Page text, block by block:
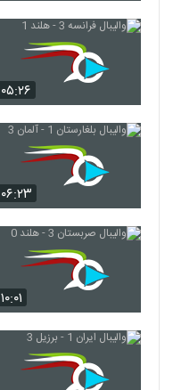
۰۵:۲۶
۰۶:۲۳
۱۰:۰۱